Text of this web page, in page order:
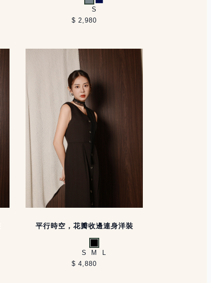
灰藍深藍
S
$ 2,980
平行時空，花瓣收邊連身洋裝
黑
S M
L
$ 4,880